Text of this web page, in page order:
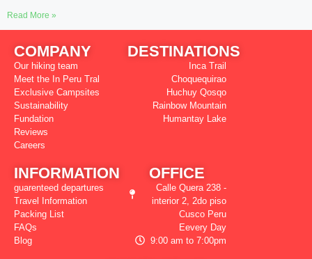
Read More »
COMPANY
Our hiking team
Meet the In Peru Tral
Exclusive Campsites
Sustainability
Fundation
Reviews
Careers
DESTINATIONS
Inca Trail
Choquequirao
Huchuy Qosqo
Rainbow Mountain
Humantay Lake
INFORMATION
guarenteed departures
Travel Information
Packing List
FAQs
Blog
OFFICE
Calle Quera 238 -
interior 2, 2do piso
Cusco Peru
Eevery Day
9:00 am to 7:00pm